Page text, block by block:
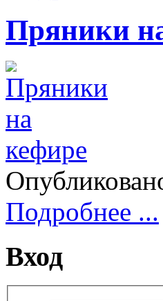
Пряники
Подробнее ...
Вход